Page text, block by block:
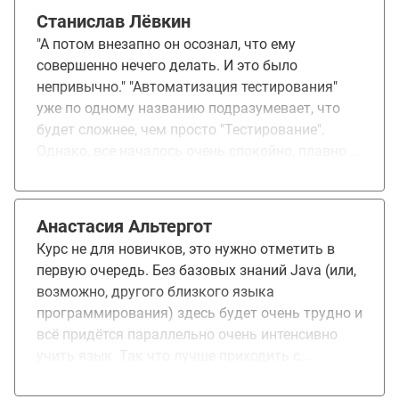
временем компания. Обучение на курсе было не
простым. Материал очень объемный и
достаточно сложный, но с помощью
преподавателей удалось разобраться.
Благодарю преподавателей и весь коллектив
Отус за то, что даете возможность людям
развиваться и получать знания на достойном
Станислав Лёвкин
"А потом внезапно он осознал, что ему
совершенно нечего делать. И это было
непривычно." "Автоматизация тестирования"
уже по одному названию подразумевает, что
будет сложнее, чем просто "Тестирование".
поторый умеет хорошо излагать и доносить
Потом внезапно стало гораздо тяжелее и
интересней. Я не уверен, что этот курс для
новичков: знания по Java требуются хотя бы
начальные. Совсем с нуля будет
астрономически непросто. Дальше все слилось
в одну картинку: занятие с преподавателем,
Анастасия Альтергот
Курс не для новичков, это нужно отметить в
первую очередь. Без базовых знаний Java (или,
возможно, другого близкого языка
программирования) здесь будет очень трудно и
всё придётся параллельно очень интенсивно